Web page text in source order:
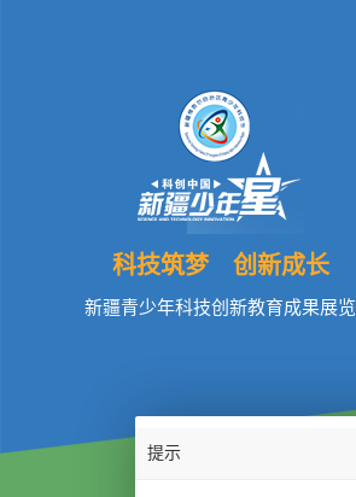
科技筑梦 创新成长
新疆青少年科技创新教育成果展览
提示